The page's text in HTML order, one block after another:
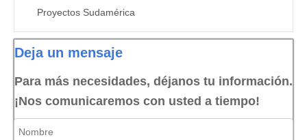
Proyectos Sudamérica
Deja un mensaje
Para más necesidades, déjanos tu información.
¡Nos comunicaremos con usted a tiempo!